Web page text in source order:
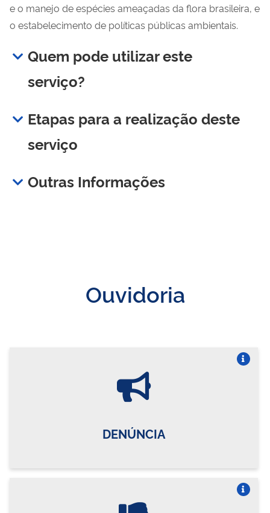
e o manejo de espécies ameaçadas da flora brasileira, e
o estabelecimento de políticas públicas ambientais.
Quem pode utilizar este
serviço?
Etapas para a realização deste
serviço
Outras Informações
Ouvidoria
DENÚNCIA